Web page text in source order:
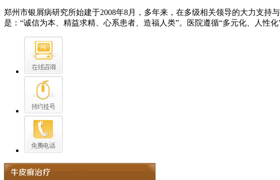
郑州市银屑病研究所始建于2008年8月，多年来，在多级相关领导的大力支
是：“诚信为本、精益求精、心系患者、造福人类”。医院遵循“多元化、人性